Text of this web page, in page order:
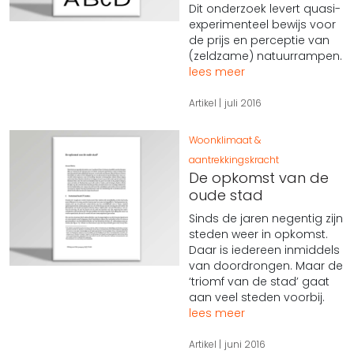
Dit onderzoek levert quasi-
experimenteel bewijs voor
de prijs en perceptie van
(zeldzame) natuurrampen.
lees meer
Artikel juli 2016
Woonklimaat &
aantrekkingskracht
De opkomst van de
oude stad
Sinds de jaren negentig zijn
steden weer in opkomst.
Daar is iedereen inmiddels
van doordrongen. Maar de
‘triomf van de stad’ gaat
aan veel steden voorbij.
lees meer
Artikel juni 2016